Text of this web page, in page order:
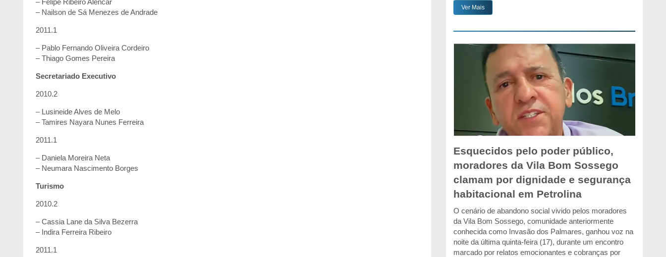
– Felipe Ribeiro Alencar
– Nailson de Sá Menezes de Andrade
2011.1
– Pablo Fernando Oliveira Cordeiro
– Thiago Gomes Pereira
Secretariado Executivo
2010.2
– Lusineide Alves de Melo
– Tamires Nayara Nunes Ferreira
2011.1
– Daniela Moreira Neta
– Neumara Nascimento Borges
Turismo
2010.2
– Cassia Lane da Silva Bezerra
– Indira Ferreira Ribeiro
2011.1
Ver Mais
Esquecidos pelo poder público,
moradores da Vila Bom Sossego
clamam por dignidade e segurança
habitacional em Petrolina
O cenário de abandono social vivido pelos moradores
da Vila Bom Sossego, comunidade anteriormente
conhecida como Invasão dos Palmares, ganhou voz na
noite da última quinta-feira (17), durante um encontro
marcado por relatos emocionantes e cobranças por